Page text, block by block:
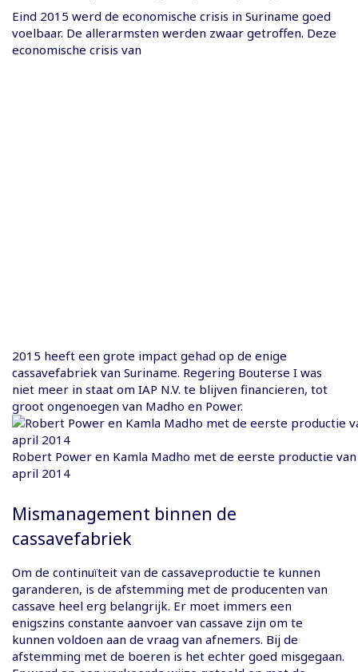
Eind 2015 werd de economische crisis in Suriname goed
voelbaar. De allerarmsten werden zwaar getroffen. Deze
economische crisis van
2015 heeft een grote impact gehad op de enige
cassavefabriek van Suriname. Regering Bouterse I was
niet meer in staat om IAP N.V. te blijven financieren, tot
groot ongenoegen van Madho en Power.
Robert Power en Kamla Madho met de eerste productie van
april 2014
Mismanagement binnen de
cassavefabriek
Om de continuïteit van de cassaveproductie te kunnen
garanderen, is de afstemming met de producenten van
cassave heel erg belangrijk. Er moet immers een
enigszins constante aanvoer van cassave zijn om te
kunnen voldoen aan de vraag van afnemers. Bij de
afstemming met de boeren is het echter goed misgegaan.